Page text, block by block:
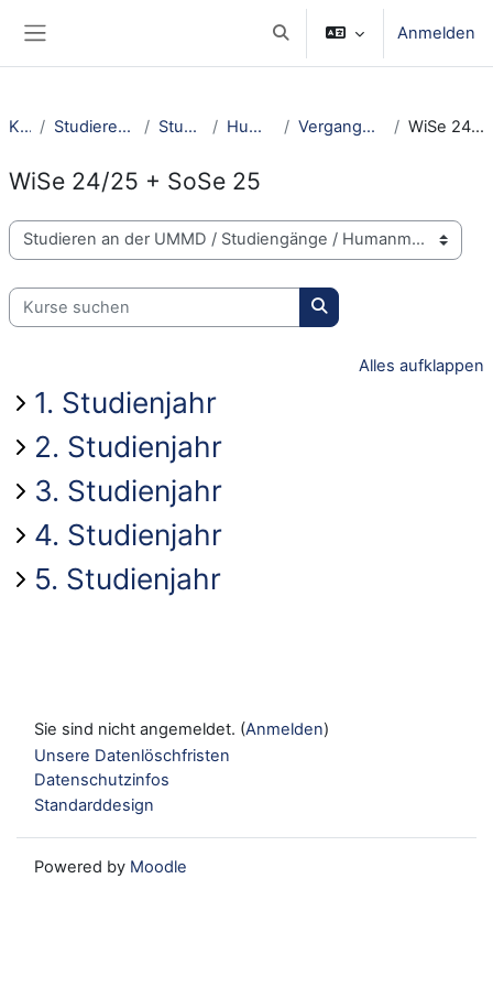
Sucheingabe umschalten
Anmelden
Kurse Studieren an der UMMD Studiengänge Humanmedizin Vergangene Studienjahre WiSe 24/25 + SoSe 25
WiSe 24/25 + SoSe 25
Kursbereiche
Kurse suchen
Kurse suchen
Alles aufklappen
1. Studienjahr
2. Studienjahr
3. Studienjahr
4. Studienjahr
5. Studienjahr
Sie sind nicht angemeldet. (Anmelden)
Unsere Datenlöschfristen
Datenschutzinfos
Standarddesign
Powered by Moodle